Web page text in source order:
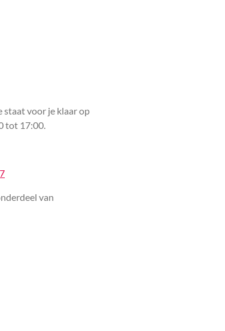
staat voor je klaar op
tot 17:00.
van